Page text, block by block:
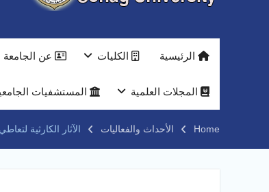
والخدمية بجامعة سوهاج الجديدة
فى أولى أيام المرحلة الأولى للتنسيق
الاول في الابتكار وتمكين المراة
الرئيسية الكليات عن الجامعة
المجلات العلمية المستشفيات
Home الأحداث والفعاليات الآثار الكارثية